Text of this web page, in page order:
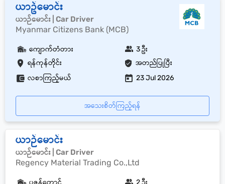
ယာဥ်မောင်း
ယာဉ်မောင်း | Car Driver
Myanmar Citizens Bank (MCB)
ရန်ကုန်တိုင်း အတည်ပြုပြီး
ကျောက်တံတား 3 ဦး
လစာကြည့်မယ် 23 Jul 2026
အသေးစိတ်ကြည့်ရန်
ယာဉ်မောင်း
ယာဉ်မောင်း | Car Driver
Regency Material Trading Co.,Ltd
ပုဇွန်တောင် 2 ဦး